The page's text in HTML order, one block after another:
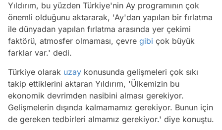
Yıldırım, bu yüzden Türkiye'nin Ay programının çok
önemli olduğunu aktararak, 'Ay'dan yapılan bir fırlatma
ile dünyadan yapılan fırlatma arasında yer çekimi
faktörü, atmosfer olmaması, çevre gibi çok büyük
farklar var.' dedi.
Türkiye olarak uzay konusunda gelişmeleri çok sıkı
takip ettiklerini aktaran Yıldırım, 'Ülkemizin bu
ekonomik devrimden nasibini alması gerekiyor.
Gelişmelerin dışında kalmamamız gerekiyor. Bunun için
de gereken tedbirleri almamız gerekiyor.' diye konuştu.
Test
Gündem